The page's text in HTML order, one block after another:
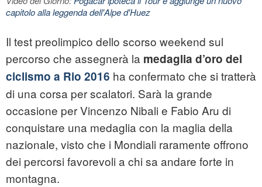
capitolo alla leggenda dell'Alpe d'Huez
Il test preolimpico dello scorso weekend sul
percorso che assegnerà la medaglia d’oro del
ciclismo a Rio 2016 ha confermato che si tratterà
di una corsa per scalatori. Sarà la grande
occasione per Vincenzo Nibali e Fabio Aru di
conquistare una medaglia con la maglia della
nazionale, visto che i Mondiali raramente offrono
dei percorsi favorevoli a chi sa andare forte in
montagna.